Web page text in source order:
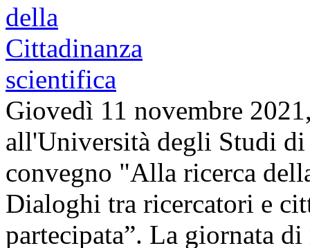
Giovedì 11 novembre
all'Università degli Studi
convegno "Alla ricerca
Dialoghi tra ricercatori e
partecipata”. La giornata